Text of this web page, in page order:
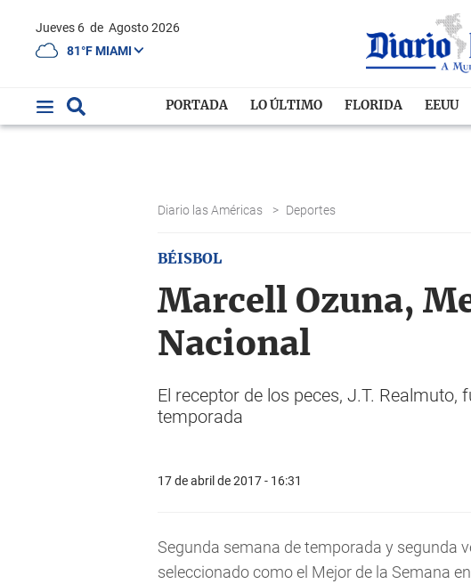
Jueves 6 de Agosto 2026
81°F MIAMI
PORTADA LO ÚLTIMO FLORIDA EEUU
Diario las Américas > Deportes
BÉISBOL
Marcell Ozuna,
Nacional
El receptor de los peces, J.T.
temporada
17 de abril de 2017 - 16:31
Segunda semana de temporada y segunda
seleccionado como el Mejor de la Semana